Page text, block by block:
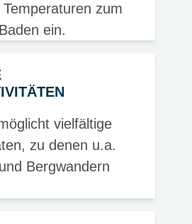
zum
ein.
vielfältige
zu denen u.a.
Bergwandern